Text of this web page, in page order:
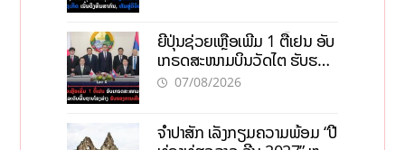
ຍີ່ປຸ່ນຊ່ວຍເຫຼືອເພີ່ມ 1 ຕື້ເຢນ ອັບ
ເກຣດສະໜາມບິນວັດໄຕ ຮັບຮອງ
ການເຕີບໂຕ
07/08/2026
ຈຳປາສັກ ເລັ່ງກຽມຄວາມພ້ອມ “ປີ